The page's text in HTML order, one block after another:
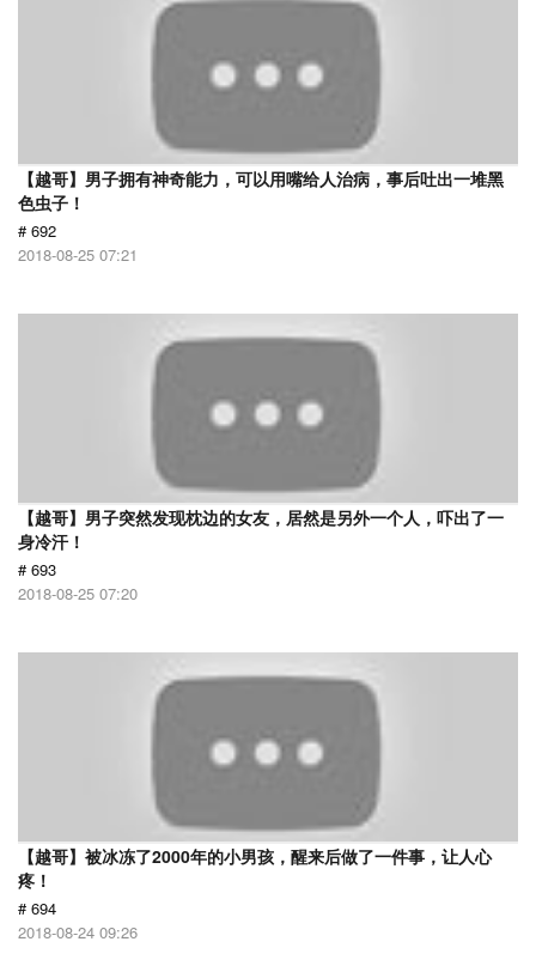
【越哥】男子拥有神奇能力，可以用嘴给人治病，事后吐出一堆黑
色虫子！
# 692
2018-08-25 07:21
【越哥】男子突然发现枕边的女友，居然是另外一个人，吓出了一
身冷汗！
# 693
2018-08-25 07:20
【越哥】被冰冻了2000年的小男孩，醒来后做了一件事，让人心
疼！
# 694
2018-08-24 09:26